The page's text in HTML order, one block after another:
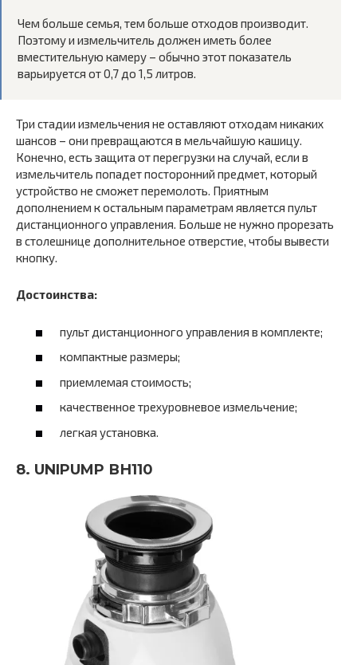
Чем больше семья, тем больше отходов производит.
Поэтому и измельчитель должен иметь более
вместительную камеру – обычно этот показатель
варьируется от 0,7 до 1,5 литров.
Три стадии измельчения не оставляют отходам никаких
шансов – они превращаются в мельчайшую кашицу.
Конечно, есть защита от перегрузки на случай, если в
измельчитель попадет посторонний предмет, который
устройство не сможет перемолоть. Приятным
дополнением к остальным параметрам является пульт
дистанционного управления. Больше не нужно прорезать
в столешнице дополнительное отверстие, чтобы вывести
кнопку.
Достоинства:
пульт дистанционного управления в комплекте;
компактные размеры;
приемлемая стоимость;
качественное трехуровневое измельчение;
легкая установка.
8. UNIPUMP ВН110